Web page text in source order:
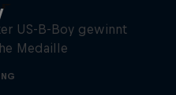
US-B-Boy gewinnt
Medaille